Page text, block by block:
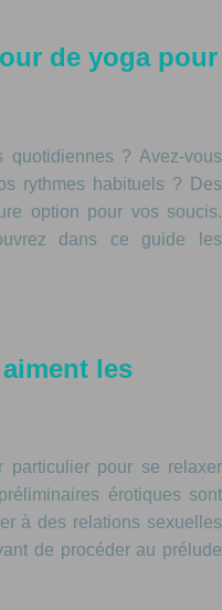
de yoga pour
quotidiennes ? Avez-vous
rythmes habituels ? Des
option pour vos soucis.
dans ce guide les
les
particulier pour se relaxer
érotiques sont
à des relations sexuelles
de procéder au prélude